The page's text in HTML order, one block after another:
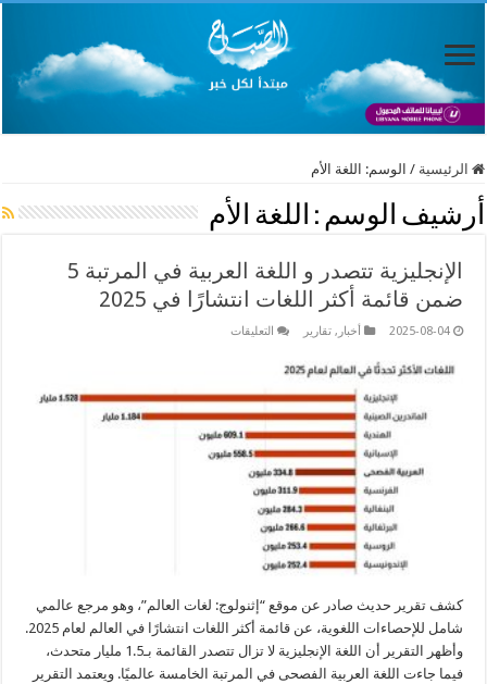
الرئيسية / الوسم: اللغة الأم
أرشيف الوسم : اللغة الأم
الإنجليزية تتصدر و اللغة العربية في المرتبة 5
ضمن قائمة أكثر اللغات انتشارًا في 2025
2025-08-04 أخبار ,تقارير التعليقات
العربية
في
المرتبة
5
ضمن
كشف تقرير حديث صادر عن موقع “إثنولوج: لغات العالم”، وهو مرجع عالمي
شامل للإحصاءات اللغوية، عن قائمة أكثر اللغات انتشارًا في العالم لعام 2025.
وأظهر التقرير أن اللغة الإنجليزية لا تزال تتصدر القائمة بـ1.5 مليار متحدث،
فيما جاءت اللغة العربية الفصحى في المرتبة الخامسة عالميًا. ويعتمد التقرير